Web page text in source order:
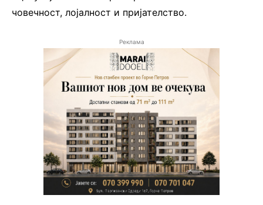
човечност, лојалност и пријателство.
Реклама